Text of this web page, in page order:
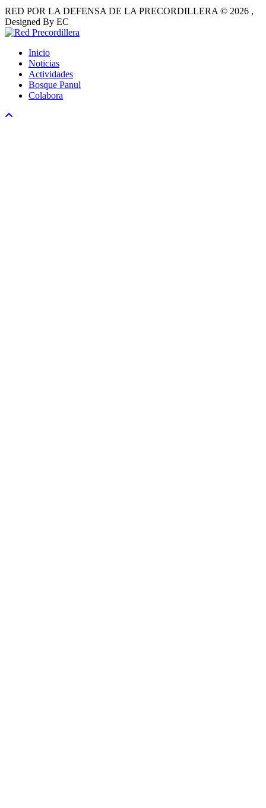
RED POR LA DEFENSA DE LA PRECORDILLERA © 2026 ,
Designed By EC
Inicio
Noticias
Actividades
Bosque Panul
Colabora